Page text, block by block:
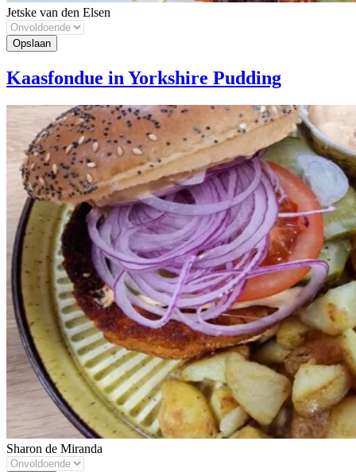
Jetske van den Elsen
Kaasfondue in Yorkshire Pudding
Sharon de Miranda